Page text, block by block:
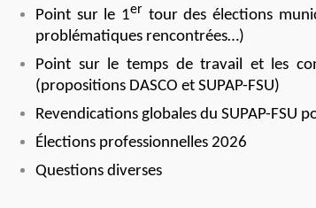
Point sur le 1er tour des élections
problématiques rencontrées…)
Point sur le temps de travail et les
(propositions DASCO et SUPAP-FSU)
Revendications globales du SUPAP-FSU
Élections professionnelles 2026
Questions diverses